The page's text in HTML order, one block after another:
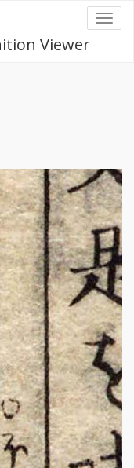
Viewer
Draw
a